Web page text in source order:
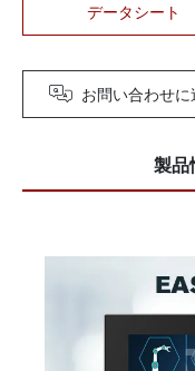
データシート
お問い合わせに
製品